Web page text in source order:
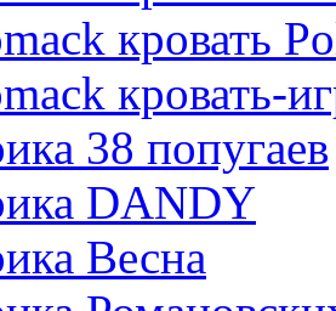
кровать
кровать-
38 попугаев
DАNDY
Весна